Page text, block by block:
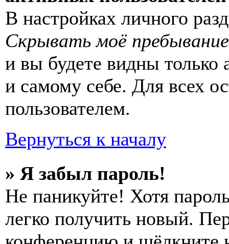
В настройках личного
Скрывать моё
и вы будете видны только
и самому себе. Для всех
пользователем.
Вернуться к началу
» Я забыл пароль!
Не паникуйте! Хотя
легко получить новый.